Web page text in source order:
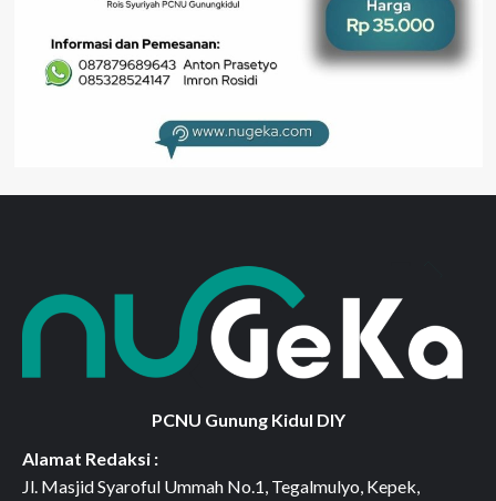
PCNU Gunung Kidul DIY
Alamat Redaksi :
Jl. Masjid Syaroful Ummah No.1, Tegalmulyo, Kepek,